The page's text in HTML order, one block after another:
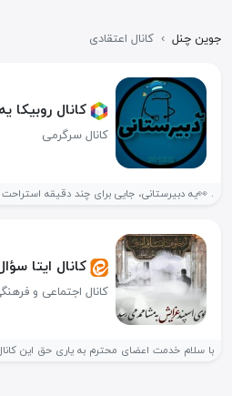
جوین چنل › کانال اعتقادی
کانال روبیکا
کانال سرگرمی
. 👀یه دبیرستانی، جایی برای چند دقیقه
کانال ایتا
کانال اجتماعی و
با سلام خدمت اعضای محترم به یاری حق این کانال